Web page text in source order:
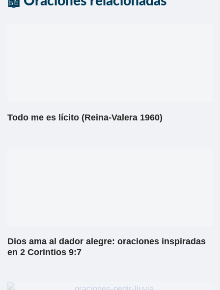
Todo me es lícito (Reina-Valera 1960)
Dios ama al dador alegre: oraciones inspiradas
en 2 Corintios 9:7